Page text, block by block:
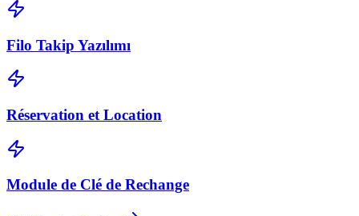
Filo Takip Yazılımı
Réservation et Location
Module de Clé de Rechange